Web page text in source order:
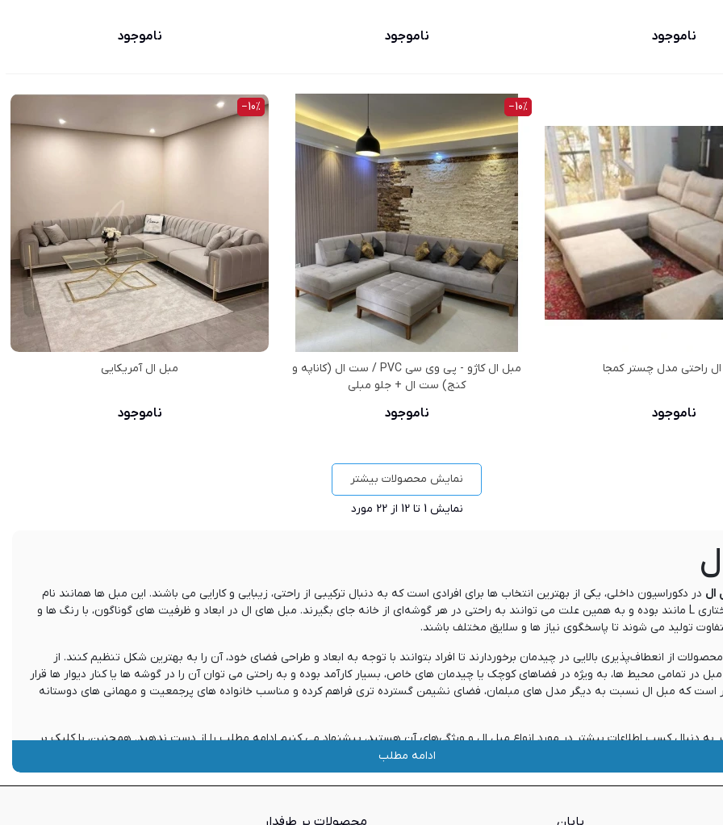
ناموجود ناموجود ناموجود
راحتی مدل چستر کمجا
ناموجود
‎−10%
مبل ال کاژو - پی وی سی PVC / ست ال (کاناپه و
کنج) ست ال + جلو مبلی
ناموجود
‎−10%
مبل ال آمریکایی
ناموجود
نمایش محصولات بیشتر
نمایش 1 تا 12 از 22 مورد
ال در دکوراسیون داخلی، یکی از بهترین انتخاب ها برای افرادی است که به دنبال ترکیبی از راحتی، زیبایی و کارایی می باشند. این مبل ها همانند نام
خود، دارای ساختاری L مانند بوده و به همین علت می توانند به راحتی در هر گوشه‌ای از خانه جای بگیرند. مبل های ال در ابعاد و ظرفیت های گوناگون، با رنگ ها و
تولید می شوند تا پاسخگوی نیاز ها و سلایق مختلف باشند.
از انعطاف‌پذیری بالایی در چیدمان برخوردارند تا افراد بتوانند با توجه به ابعاد و طراحی فضای خود، آن را به بهترین شکل تنظیم کنند. از
در تمامی محیط ها، به ویژه در فضاهای کوچک یا چیدمان های خاص، بسیار کارآمد بوده و به راحتی می توان آن را در گوشه ها یا کنار دیوار ها قرار
است که مبل ال نسبت به دیگر مدل های مبلمان، فضای نشیمن گسترده تری فراهم کرده و مناسب خانواده های پرجمعیت و مهمانی های دوستانه
به دنبال کسب اطلاعات بیشتر در مورد انواع مبل ال و ویژگی‌های آن هستید، پیشنهاد می کنیم ادامه مطلب را از دست ندهید. همچنین، با کلیک بر
ال
ادامه مطلب
یابان محصولات پر طرفدار